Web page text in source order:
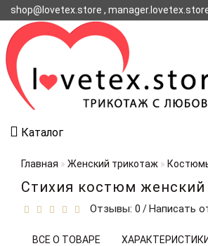
shop@lovetex.store ,
Каталог
Главная Женский трикотаж
Стихия костюм
Отзывы: 0 /Написать
ВСЕ О ТОВАРЕ ХАРАКТЕРИСТИКИ